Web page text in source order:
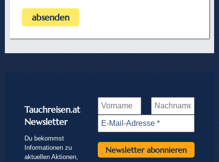
Tauchreisen.at
Newsletter
Du bekommst
Informationen zu
aktuellen Aktionen,